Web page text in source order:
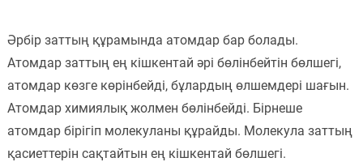
Әрбір заттың құрамында атомдар бар болады.
Атомдар заттың ең кішкентай әрі бөлінбейтін бөлшегі,
атомдар көзге көрінбейді, бұлардың өлшемдері шағын.
Атомдар химиялық жолмен бөлінбейді. Бірнеше
атомдар бірігіп молекуланы құрайды. Молекула заттың
қасиеттерін сақтайтын ең кішкентай бөлшегі.